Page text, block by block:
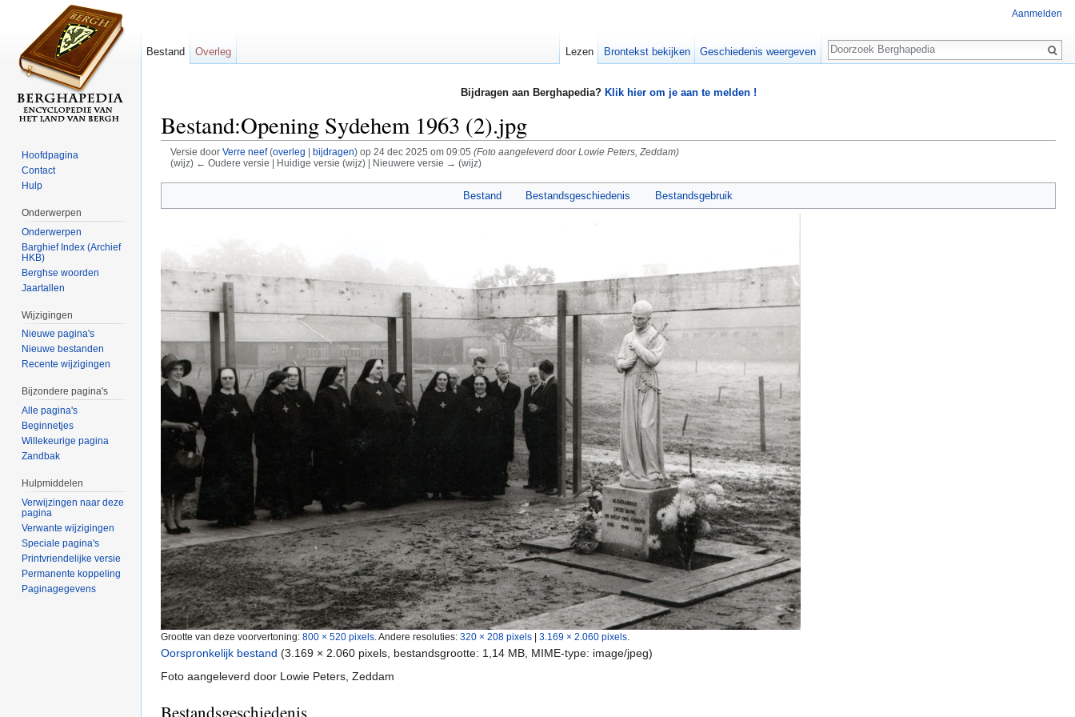
Bijdragen aan Berghapedia? Klik hier om je aan te melden !
Bestand:Opening Sydehem 1963 (2).jpg
Versie door Verre neef (overleg bijdragen)op 24 dec 2025 om 09:05 (Foto aangeleverd door Lowie Peters, Zeddam)
(wijz) ← Oudere versie | Huidige versie (wijz) | Nieuwere versie → (wijz)
Bestand Bestandsgeschiedenis Bestandsgebruik
Grootte van deze voorvertoning: 800 × 520 pixels Andere resoluties: 320 × 208 pixels 3.169 × 2.060 pixels
Oorspronkelijk bestand (3.169 × 2.060 pixels, bestandsgrootte: 1,14 MB, MIME-type: image/jpeg)
Foto aangeleverd door Lowie Peters, Zeddam
Bestandsgeschiedenis
Aanmelden
Bestand Overleg Lezen Brontekst bekijken Geschiedenis weergeven
Zoeken
Hoofdpagina
Contact
Hulp
Onderwerpen
Onderwerpen
Barghief Index (Archief
HKB)
Berghse woorden
Jaartallen
Wijzigingen
Nieuwe pagina's
Nieuwe bestanden
Recente wijzigingen
Bijzondere pagina's
Alle pagina's
Beginnetjes
Willekeurige pagina
Zandbak
Hulpmiddelen
Verwijzingen naar deze
pagina
Verwante wijzigingen
Speciale pagina's
Printvriendelijke versie
Permanente koppeling
Paginagegevens